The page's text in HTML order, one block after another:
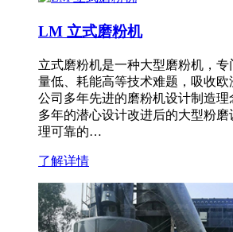
LM 立式磨粉机
立式磨粉机是一种大型磨粉机，
量低、耗能高等技术难题，吸收
公司多年先进的磨粉机设计制造
多年的潜心设计改进后的大型粉
理可靠的…
了解详情